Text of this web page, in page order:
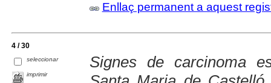
Enllaç permanent a aquest
4 / 30
seleccionar
imprimir
Signes de carcinoma